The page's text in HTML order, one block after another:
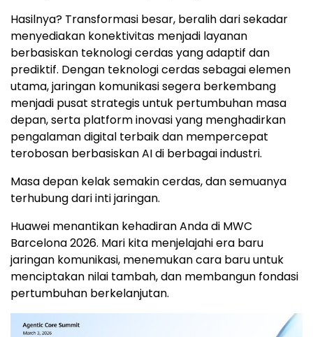
Hasilnya? Transformasi besar, beralih dari sekadar
menyediakan konektivitas menjadi layanan
berbasiskan teknologi cerdas yang adaptif dan
prediktif. Dengan teknologi cerdas sebagai elemen
utama, jaringan komunikasi segera berkembang
menjadi pusat strategis untuk pertumbuhan masa
depan, serta platform inovasi yang menghadirkan
pengalaman digital terbaik dan mempercepat
terobosan berbasiskan AI di berbagai industri.
Masa depan kelak semakin cerdas, dan semuanya
terhubung dari inti jaringan.
Huawei menantikan kehadiran Anda di MWC
Barcelona 2026. Mari kita menjelajahi era baru
jaringan komunikasi, menemukan cara baru untuk
menciptakan nilai tambah, dan membangun fondasi
pertumbuhan berkelanjutan.